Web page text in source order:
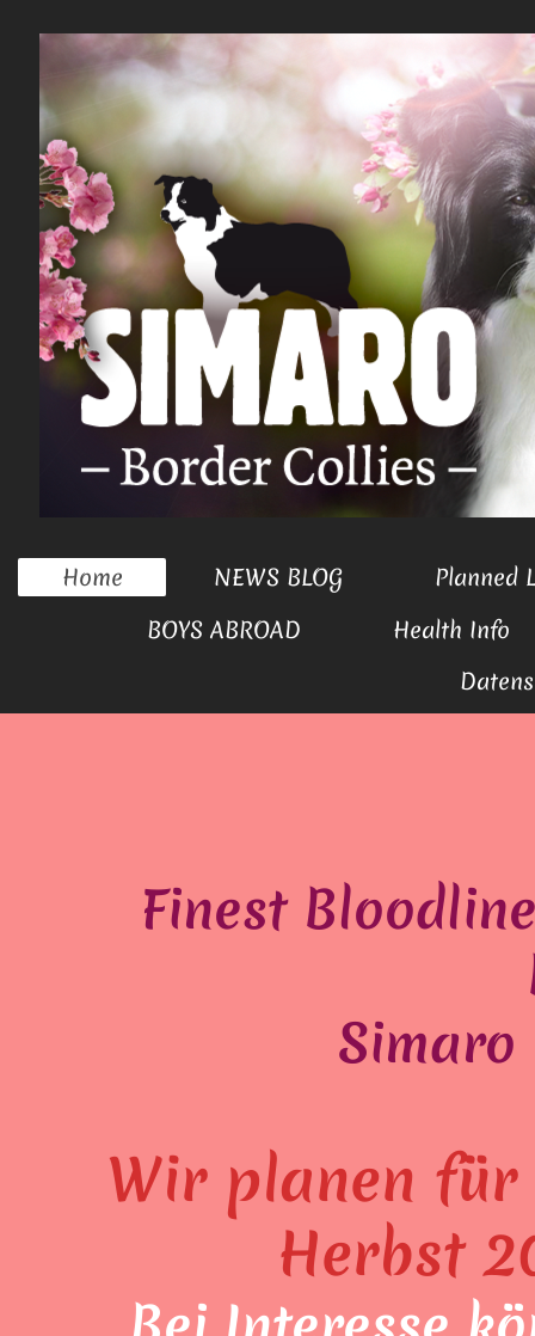
Home NEWS BLOG
Planned
BOYS ABROAD
Health Info
Finest
Simaro
Wir planen für
Herbst